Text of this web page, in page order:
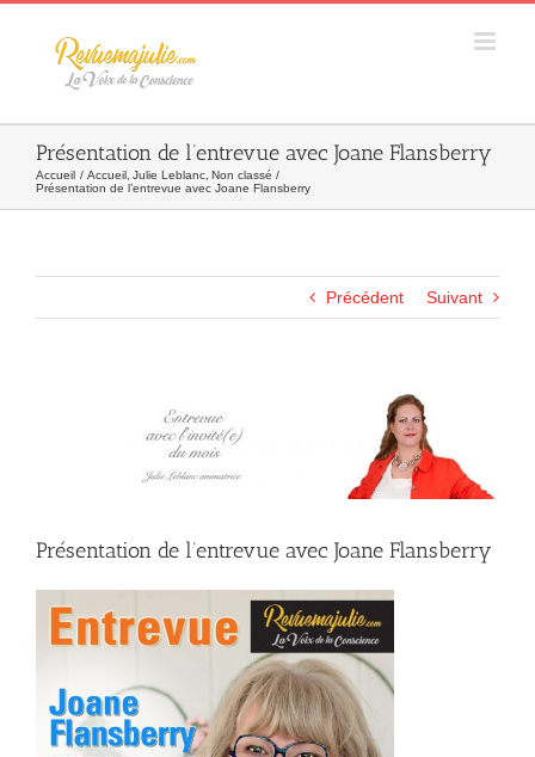
Skip
Présentation de l’entrevue avec Joane Flansberry
Accueil Accueil Julie Leblanc Non classé
Présentation de l’entrevue avec Joane Flansberry
Précédent Suivant
Présentation de l’entrevue avec Joane Flansberry